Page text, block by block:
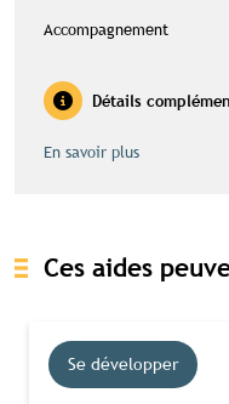
Accompagnement
Détails
En savoir plus
Ces aides
Se développer